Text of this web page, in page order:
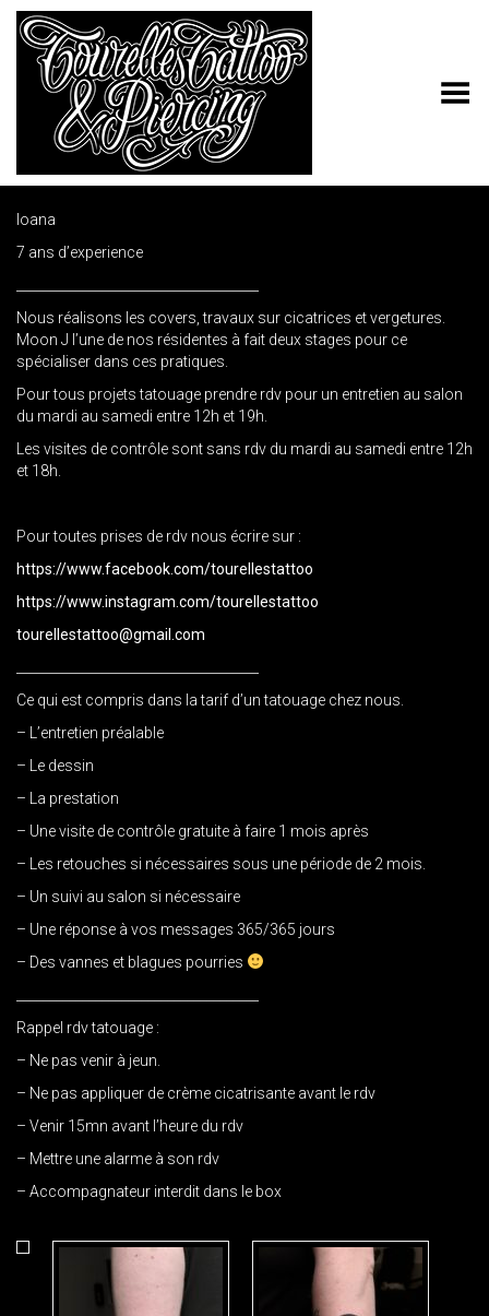
Toggle Menu
Ioana
7 ans d’experience
Nous réalisons les covers, travaux sur cicatrices et vergetures.
Moon J l’une de nos résidentes à fait deux stages pour ce
spécialiser dans ces pratiques.
Pour tous projets tatouage prendre rdv pour un entretien au salon
du mardi au samedi entre 12h et 19h.
Les visites de contrôle sont sans rdv du mardi au samedi entre 12h
et 18h.
Pour toutes prises de rdv nous écrire sur :
https://www.facebook.com/tourellestattoo
https://www.instagram.com/tourellestattoo
tourellestattoo@gmail.com
Ce qui est compris dans la tarif d’un tatouage chez nous.
– L’entretien préalable
– Le dessin
– La prestation
– Une visite de contrôle gratuite à faire 1 mois après
– Les retouches si nécessaires sous une période de 2 mois.
– Un suivi au salon si nécessaire
– Une réponse à vos messages 365/365 jours
– Des vannes et blagues pourries
Rappel rdv tatouage :
– Ne pas venir à jeun.
– Ne pas appliquer de crème cicatrisante avant le rdv
– Venir 15mn avant l’heure du rdv
– Mettre une alarme à son rdv
– Accompagnateur interdit dans le box